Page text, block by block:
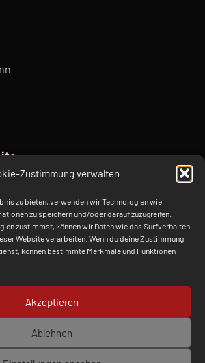
Zustimmung verwalten
zu bieten, verwenden wir Technologien wie
zu speichern und/oder darauf zuzugreifen.
zustimmst, können wir Daten wie das Surfverhalten
Website verarbeiten. Wenn du deine Zustimmung
können bestimmte Merkmale und Funktionen
Akzeptieren
Ablehnen
Themen auf Basis von ChatGPT.
des EDVGT 2023 ins Leben gerufen.
/ kraft.media Weißgerberstr. 31, 84453
Back to top ↑